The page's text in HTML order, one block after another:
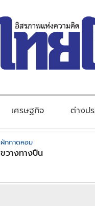
เศรษฐกิจ ต่างป
ผักกาดหอม
ขวางทางปืน